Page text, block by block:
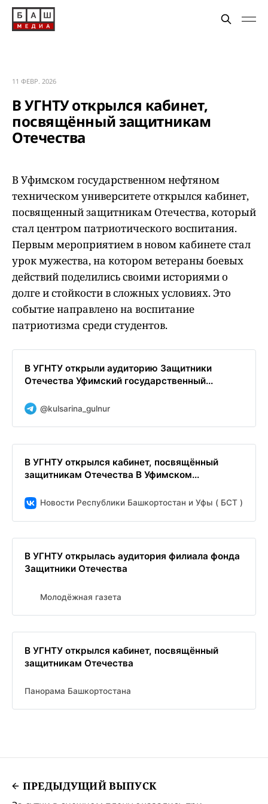
11 ФЕВР. 2026
В УГНТУ открылся кабинет,
посвящённый защитникам
Отечества
В Уфимском государственном нефтяном
техническом университете открылся кабинет,
посвященный защитникам Отечества, который
стал центром патриотического воспитания.
Первым мероприятием в новом кабинете стал
урок мужества, на котором ветераны боевых
действий поделились своими историями о
долге и стойкости в сложных условиях. Это
событие направлено на воспитание
патриотизма среди студентов.
В УГНТУ открыли аудиторию Защитники
Отечества Уфимский государственный...
@kulsarina_gulnur
В УГНТУ открылся кабинет, посвящённый
защитникам Отечества В Уфимском...
Новости Республики Башкортостан и Уфы ( БСТ )
В УГНТУ открылась аудитория филиала фонда
Защитники Отечества
Молодёжная газета
В УГНТУ открылся кабинет, посвящённый
защитникам Отечества
Панорама Башкортостана
ПРЕДЫДУЩИЙ ВЫПУСК